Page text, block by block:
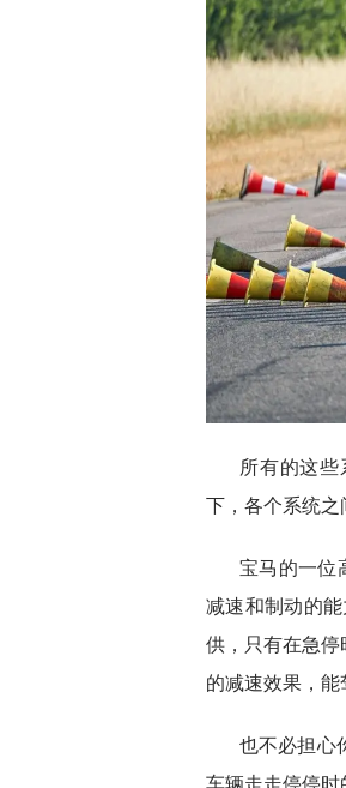
所有的这
下，各个系统之
宝马的一位
减速和制动的
供，只有在急
的减速效果，能
也不必担心